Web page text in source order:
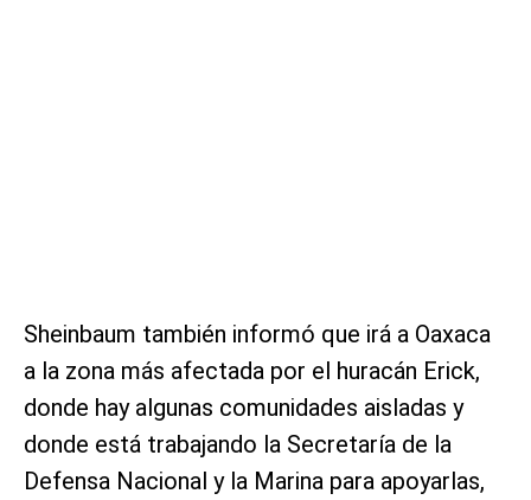
Sheinbaum también informó que irá a Oaxaca
a la zona más afectada por el huracán Erick,
donde hay algunas comunidades aisladas y
donde está trabajando la Secretaría de la
Defensa Nacional y la Marina para apoyarlas,